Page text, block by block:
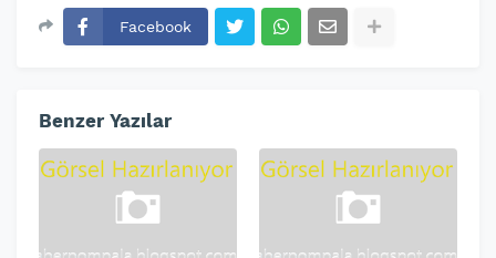
Facebook
Benzer Yazılar